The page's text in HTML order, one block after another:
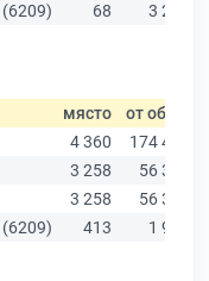
68 3 288
място от общо
4 360
174 403
3 258
56 378
3 258
56 378
413 1 961